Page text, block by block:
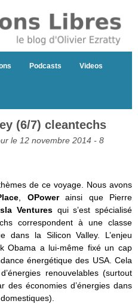
Podcasts Videos
(6/7) cleantechs
le 12 novembre 2014 - 8
de ce voyage. Nous avons
OPowerainsi que Pierre
Ventures qui s’est spécialisé
correspondent à une classe
dans la Silicon Valley. L’enjeu
Obama a lui-même fixé un cap
énergétique des USA. Cela
renouvelables (surtout
des économies d’énergies dans